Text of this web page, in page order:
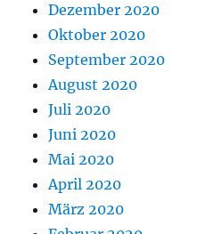
Dezember 2020
Oktober 2020
September 2020
August 2020
Juli 2020
Juni 2020
Mai 2020
April 2020
März 2020